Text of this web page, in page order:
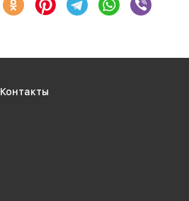
Контакты